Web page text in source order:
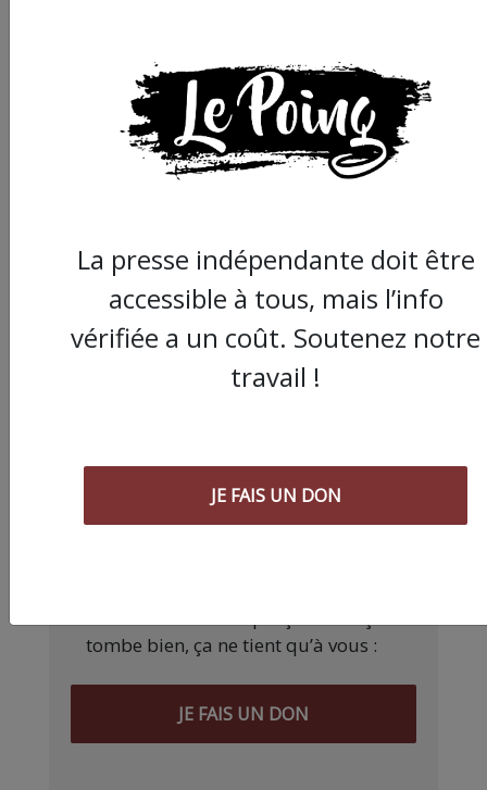
une information engagée et de
tombe bien, ça ne tient qu’à vous :
JE FAIS UN DON
La presse indépendante doit être
accessible à tous, mais l’info
vérifiée a un coût. Soutenez notre
travail !
JE FAIS UN DON